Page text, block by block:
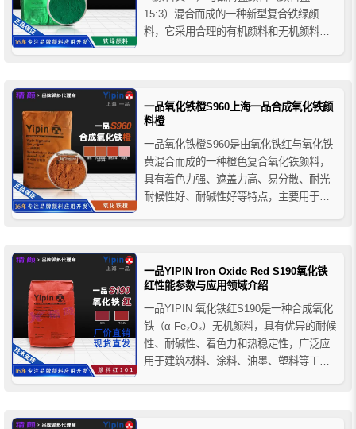
15:3）混合而成的一种新型复合铁绿颜
料，它采用合理的有机颜料和无机颜料配
用于塑料、橡胶、涂料、造纸、建料等行
业，一品S5605-3B...
一品氧化铁橙S960上海一品合成氧化铁颜
料橙
一品氧化铁橙S960是由氧化铁红与氧化铁
黄混合而成的一种橙色复合氧化铁颜料，
具有着色力强、遮盖力高、易分散、耐光
耐候性好、耐碱性好等特点，主要用于建
色。
一品YIPIN Iron Oxide Red S190氧化铁
红性能参数与应用领域介绍
一品YIPIN 氧化铁红S190是一种合成氧化
铁（α-Fe₂O₃）无机颜料，具有优异的耐候
性、耐碱性、着色力和热稳定性，广泛应
用于建筑材料、涂料、油墨、塑料等工业